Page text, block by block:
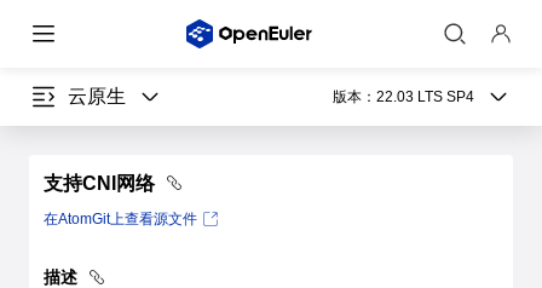
云原生 版本： 22.03 LTS SP4
支持CNI网络
在AtomGit上查看源文件
描述